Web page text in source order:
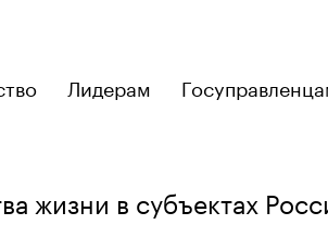
Лидерам
жизни в субъектах